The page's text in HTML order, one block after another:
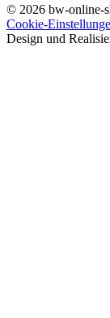
© 2026 bw-online-
Cookie-
Design und